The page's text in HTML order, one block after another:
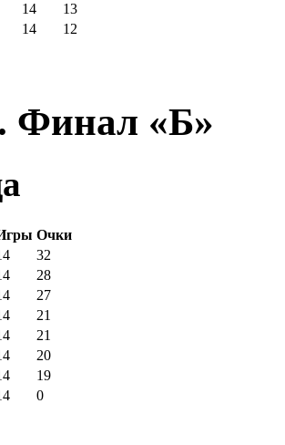
14
13
14 12
Финал «Б»
Oчки
32
28
27
21
21
20
19
0